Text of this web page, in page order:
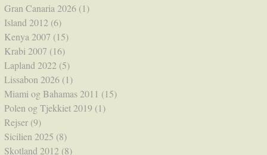
Gran Canaria 2026 (1)
Island 2012 (6)
Kenya 2007 (15)
Krabi 2007 (16)
Lapland 2022 (5)
Lissabon 2026 (1)
Miami og Bahamas 2011 (15)
Polen og Tjekkiet 2019 (1)
Rejser (9)
Sicilien 2025 (8)
Skotland 2012 (8)